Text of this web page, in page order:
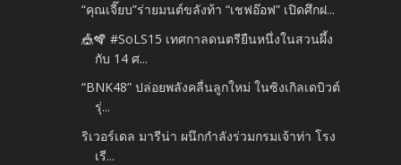
“คุณเจี๊ยบ”ร่ายมนต์ขลังท้า “เชฟอ๊อฟ” เปิดศึกฝ...
🎪🪇 #SoLS15 เทศกาลดนตรียืนหนึ่งในสวนผึ้ง
กับ 14 ศ...
“BNK48” ปล่อยพลังคลื่นลูกใหม่ ในซิงเกิลเดบิวต์
รุ่...
ริเวอร์เดล มารีน่า ผนึกกำลังร่วมกรมเจ้าท่า โรง
เรี...